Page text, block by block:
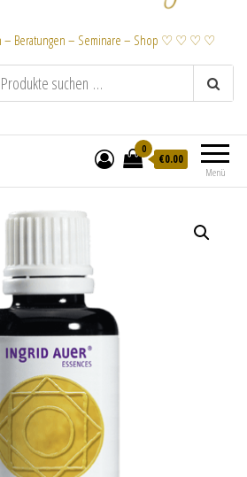
Beratungen – Seminare – Shop ♡ ♡ ♡ ♡
Menü
0
€0.00